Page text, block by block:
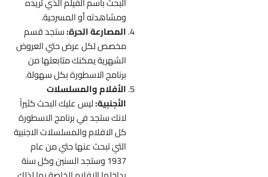
ومشاهدته أو المسرحية.
المصارعة الحرة:ستجد قسم
مخصص لكل عرض حتي العروض
الشهرية يمكنك متابعتها من
برنامج الاسطورة بكل سهولة.
الأفلام والمسلسلات
الأجنبية:ليس عليك البحث كثيراً
لانك ستجد في برنامج الاسطورة
كل الافلام والمسلسلات الاجنبية
التي تبحث عنها حتي من عام
1937 وستجد السنين وكل سنة